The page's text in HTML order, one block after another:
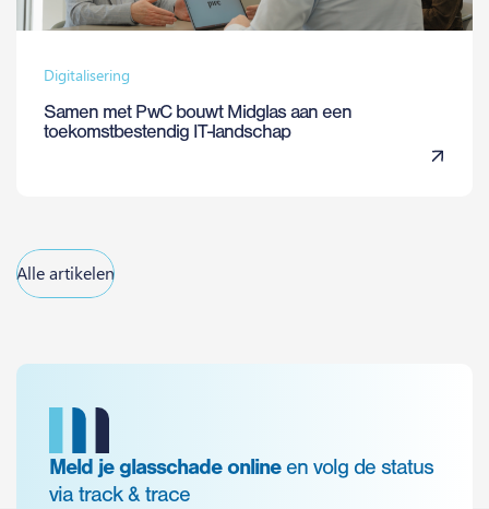
Digitalisering
Samen met PwC bouwt Midglas aan een
toekomstbestendig IT-landschap
Alle artikelen
Meld je glasschade online en volg de status
via track & trace